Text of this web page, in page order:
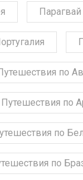
Парагвай
по
Путешествия по
по
по